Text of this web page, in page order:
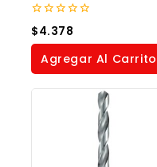
0
out
of
$4.378
Agregar Al Carrito